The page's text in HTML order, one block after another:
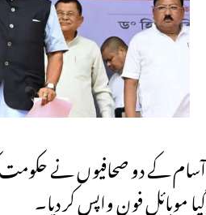
آسام کے دو صحافیوں نے حکومت
گیا موبائل فون واپس کر دیا۔